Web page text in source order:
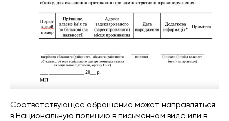
Соответствующее обращение может направляться
в Национальную полицию в письменном виде или в